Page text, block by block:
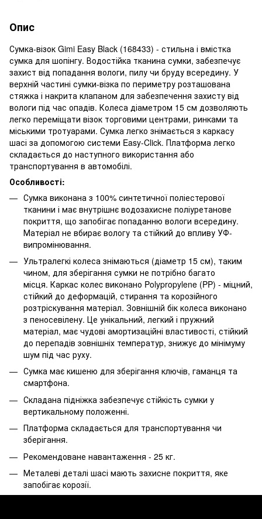
Опис
Сумка-візок Gimi Easy Black (168433) - стильна і вмістка
сумка для шопінгу. Водостійка тканина сумки, забезпечує
захист від попадання вологи, пилу чи бруду всередину. У
верхній частині сумки-візка по периметру розташована
стяжка і накрита клапаном для забезпечення захисту від
вологи під час опадів. Колеса діаметром 15 см дозволяють
легко переміщати візок торговими центрами, ринками та
міськими тротуарами. Сумка легко знімається з каркасу
шасі за допомогою системи Easy-Click. Платформа легко
складається до наступного використання або
транспортування в автомобілі.
Особливості:
Сумка виконана з 100% синтетичної поліестерової
тканини і має внутрішнє водозахисне поліуретанове
покриття, що запобігає попаданню вологи всередину.
Матеріал не вбирає вологу та стійкий до впливу УФ-
випромінювання.
Ультралегкі колеса знімаються (діаметр 15 см), таким
чином, для зберігання сумки не потрібно багато
місця. Каркас колеc виконано Polypropylene (PP) - міцний,
стійкий до деформацій, стирання та корозійного
розтріскування матеріал. Зовнішній бік колеса виконано
з пеносевілену. Це унікальний, легкий і пружний
матеріал, має чудові амортизаційні властивості, стійкий
до перепадів зовнішніх температур, знижує до мінімуму
шум під час руху.
Сумка має кишеню для зберігання ключів, гаманця та
смартфона.
Складана підніжка забезпечує стійкість сумки у
вертикальному положенні.
Платформа складається для транспортування чи
зберігання.
Рекомендоване навантаження - 25 кг.
Металеві деталі шасі мають захисне покриття, яке
запобігає корозії.